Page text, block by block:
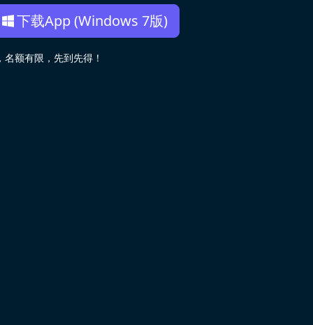
下载App (Windows 7版)
额有限，先到先得！